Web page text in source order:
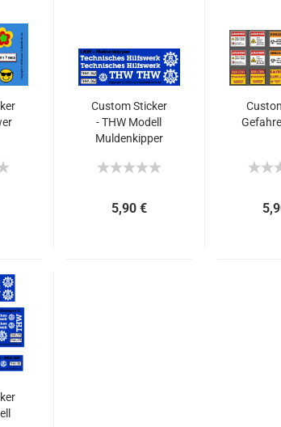
Custom Sticker
- THW Modell
Muldenkipper
5,90 €